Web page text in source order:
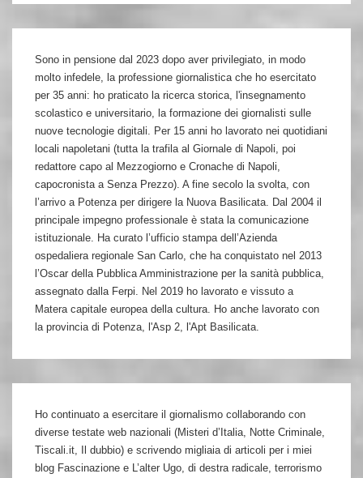
Sono in pensione dal 2023 dopo aver privilegiato, in modo
molto infedele, la professione giornalistica che ho esercitato
per 35 anni: ho praticato la ricerca storica, l'insegnamento
scolastico e universitario, la formazione dei giornalisti sulle
nuove tecnologie digitali. Per 15 anni ho lavorato nei quotidiani
locali napoletani (tutta la trafila al Giornale di Napoli, poi
redattore capo al Mezzogiorno e Cronache di Napoli,
capocronista a Senza Prezzo). A fine secolo la svolta, con
l’arrivo a Potenza per dirigere la Nuova Basilicata. Dal 2004 il
principale impegno professionale è stata la comunicazione
istituzionale. Ha curato l’ufficio stampa dell’Azienda
ospedaliera regionale San Carlo, che ha conquistato nel 2013
l’Oscar della Pubblica Amministrazione per la sanità pubblica,
assegnato dalla Ferpi. Nel 2019 ho lavorato e vissuto a
Matera capitale europea della cultura. Ho anche lavorato con
la provincia di Potenza, l'Asp 2, l'Apt Basilicata.
Ho continuato a esercitare il giornalismo collaborando con
diverse testate web nazionali (Misteri d’Italia, Notte Criminale,
Tiscali.it, Il dubbio) e scrivendo migliaia di articoli per i miei
blog Fascinazione e L’alter Ugo, di destra radicale, terrorismo